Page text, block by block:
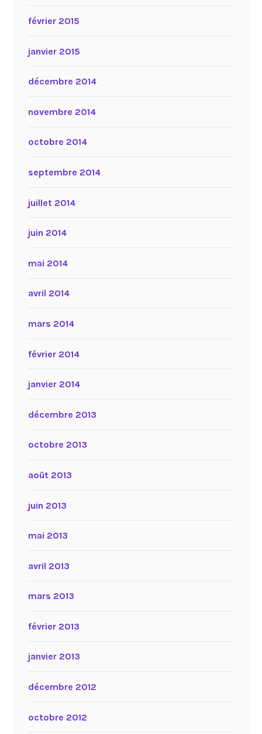
février 2015
janvier 2015
décembre 2014
novembre 2014
octobre 2014
septembre 2014
juillet 2014
juin 2014
mai 2014
avril 2014
mars 2014
février 2014
janvier 2014
décembre 2013
octobre 2013
août 2013
juin 2013
mai 2013
avril 2013
mars 2013
février 2013
janvier 2013
décembre 2012
octobre 2012